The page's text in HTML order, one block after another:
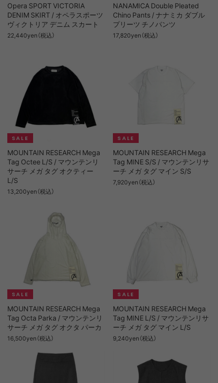
Opera SPORT VICTORIA
DENIM SKIRT / オペラスポーツ
ヴィクトリア デニム スカート
22,440yen（税込）
NANAMICA Double Pleated
Chino Pants / ナナミカ ダブル
プリーツ チノパンツ
17,820yen（税込）
MOUNTAIN RESEARCH Mega
Tag Octee L/S / マウンテンリ
サーチ メガ タグ オクティー
L/S
13,200yen（税込）
MOUNTAIN RESEARCH Mega
Tag MINE S/S / マウンテンリサ
ーチ メガ タグ マイン S/S
7,920yen（税込）
MOUNTAIN RESEARCH Mega
Tag Octa Parka / マウンテンリ
サーチ メガ タグ オクタ パーカ
16,500yen（税込）
MOUNTAIN RESEARCH Mega
Tag MINE L/S / マウンテンリサ
ーチ メガ タグ マイン L/S
9,240yen（税込）